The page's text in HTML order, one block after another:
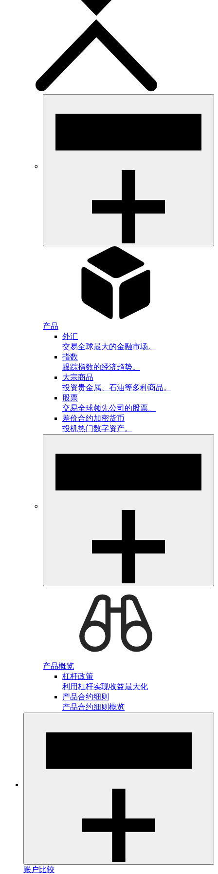
产品
外汇
交易全球最大的金融市场。
指数
跟踪指数的经济趋势。
大宗商品
投资贵金属、石油等多种商品。
股票
交易全球领先公司的股票。
差价合约加密货币
投机热门数字资产。
产品概览
杠杆政策
利用杠杆实现收益最大化
产品合约细则
产品合约细则概览
账户比较